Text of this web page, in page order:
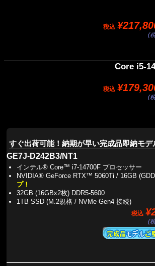
税込
(
Core i5-
税込
(
すぐ出荷可能！納期が早い完成品即納モデ
GE7J-D242B3/NT1
インテル® Core™ i7-14700F プロセッサー
NVIDIA® GeForce RTX™ 5060Ti / 16GB
プ！
32GB (16GBx2枚) DDR5-5600
1TB SSD (M.2規格 / NVMe Gen4 接続)
税込
(